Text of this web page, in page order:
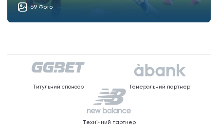
69 Фото
Титульний спонсор Генеральний партнер
Технічний партнер